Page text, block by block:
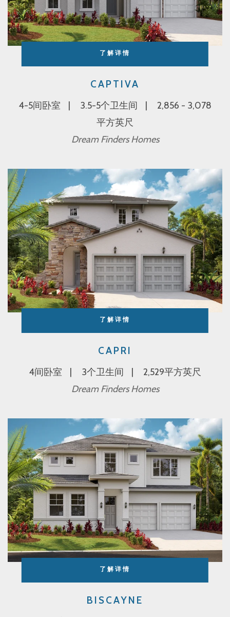
了解详情
BISCAYNE
了解详情
CAPRI
4间卧室 3个卫生间
2,529平方英尺
Dream Finders Homes
了解详情
CAPTIVA
4-5间卧室 3.5-5个卫生间
2,856 - 3,078
平方英尺
Dream Finders Homes